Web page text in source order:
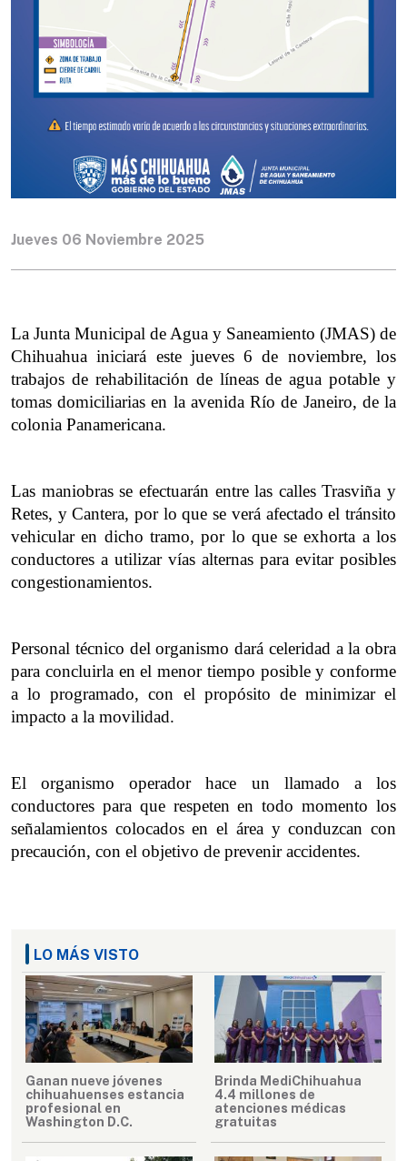
Jueves 06 Noviembre 2025
La Junta Municipal de Agua y Saneamiento (JMAS) de
Chihuahua iniciará este jueves 6 de noviembre, los
trabajos de rehabilitación de líneas de agua potable y
tomas domiciliarias en la avenida Río de Janeiro, de la
colonia Panamericana.
Las maniobras se efectuarán entre las calles Trasviña y
Retes, y Cantera, por lo que se verá afectado el tránsito
vehicular en dicho tramo, por lo que se exhorta a los
conductores a utilizar vías alternas para evitar posibles
congestionamientos.
Personal técnico del organismo dará celeridad a la obra
para concluirla en el menor tiempo posible y conforme
a lo programado, con el propósito de minimizar el
impacto a la movilidad.
El organismo operador hace un llamado a los
conductores para que respeten en todo momento los
señalamientos colocados en el área y conduzcan con
precaución, con el objetivo de prevenir accidentes.
LO MÁS VISTO
Ganan nueve jóvenes
chihuahuenses estancia
profesional en
Washington D.C.
Brinda MediChihuahua
4.4 millones de
atenciones médicas
gratuitas